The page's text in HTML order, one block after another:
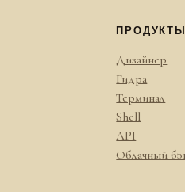
ПРОДУКТЫ
Дизайнер
Гидра
Терминал
Shell
API
Облачный